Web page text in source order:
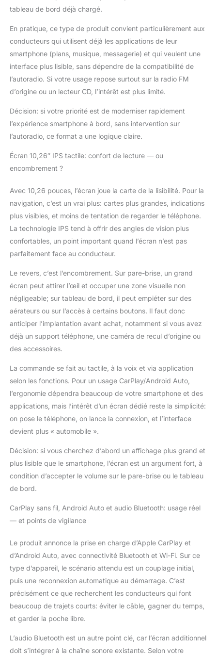
luminosité pendant la
dispose également
d'un objectif grand
angle et d'une fonction
d'enregistrement en
boucle, et vous pouvez
régler l'angle de la
caméra verticalement
ou pivoter à 350° pour
s'adapter à votre
voiture et à votre
pouvez même faire
l'intérieur de la voiture,
ce qui est
particulièrement adapté
aux familles avec de
jeunes enfants pour
observer facilement les
enfants sur le siège
Link & 4 sorties audio】
miroir via Airplay
(uniquement pour
iPhone) ; 2. Fonction
de mise en miroir via
Super Link
jeux et les applications
de votre smartphone
directement sur l'écran
CarPlay de votre
partage d'écran et de la
également choisir le
meilleur audio que
vous aimez parmi
FM et AUX (3,5 mm), la
merveilleuse.
【Intégration
transparente avec
smartphone
(IOS/Android)】
Autoradio portable
CARPURIDE 10,26"
Auto. Après la
connexion sans fil,
tableau de bord déjà chargé.
En pratique, ce type de produit convient particulièrement aux
conducteurs qui utilisent déjà les applications de leur
smartphone (plans, musique, messagerie) et qui veulent une
interface plus lisible, sans dépendre de la compatibilité de
l’autoradio. Si votre usage repose surtout sur la radio FM
d’origine ou un lecteur CD, l’intérêt est plus limité.
Décision: si votre priorité est de moderniser rapidement
l’expérience smartphone à bord, sans intervention sur
l’autoradio, ce format a une logique claire.
Écran 10,26″ IPS tactile: confort de lecture — ou
encombrement ?
Avec 10,26 pouces, l’écran joue la carte de la lisibilité. Pour la
navigation, c’est un vrai plus: cartes plus grandes, indications
plus visibles, et moins de tentation de regarder le téléphone.
La technologie IPS tend à offrir des angles de vision plus
confortables, un point important quand l’écran n’est pas
parfaitement face au conducteur.
Le revers, c’est l’encombrement. Sur pare-brise, un grand
écran peut attirer l’œil et occuper une zone visuelle non
négligeable; sur tableau de bord, il peut empiéter sur des
aérateurs ou sur l’accès à certains boutons. Il faut donc
anticiper l’implantation avant achat, notamment si vous avez
déjà un support téléphone, une caméra de recul d’origine ou
des accessoires.
La commande se fait au tactile, à la voix et via application
selon les fonctions. Pour un usage CarPlay/Android Auto,
l’ergonomie dépendra beaucoup de votre smartphone et des
applications, mais l’intérêt d’un écran dédié reste la simplicité:
on pose le téléphone, on lance la connexion, et l’interface
devient plus « automobile ».
Décision: si vous cherchez d’abord un affichage plus grand et
plus lisible que le smartphone, l’écran est un argument fort, à
condition d’accepter le volume sur le pare-brise ou le tableau
de bord.
CarPlay sans fil, Android Auto et audio Bluetooth: usage réel
— et points de vigilance
Le produit annonce la prise en charge d’Apple CarPlay et
d’Android Auto, avec connectivité Bluetooth et Wi-Fi. Sur ce
type d’appareil, le scénario attendu est un couplage initial,
puis une reconnexion automatique au démarrage. C’est
précisément ce que recherchent les conducteurs qui font
beaucoup de trajets courts: éviter le câble, gagner du temps,
et garder la poche libre.
L’audio Bluetooth est un autre point clé, car l’écran additionnel
doit s’intégrer à la chaîne sonore existante. Selon votre